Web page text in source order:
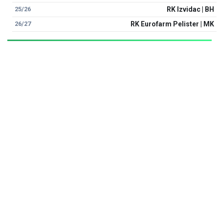
25/26 RK Izvidac | BH
26/27 RK Eurofarm Pelister | MK